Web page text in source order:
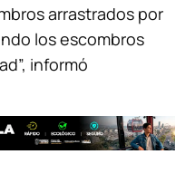
arrastrados por
los escombros
informó